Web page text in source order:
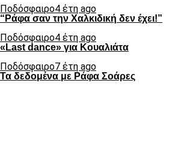
Ποδόσφαιρο4 έτη ago
“Ράφα σαν την Χαλκιδική δεν έχει!”
Ποδόσφαιρο4 έτη ago
«Last dance» για Κουαλιάτα
Ποδόσφαιρο7 έτη ago
Τα δεδομένα με Ράφα Σοάρες